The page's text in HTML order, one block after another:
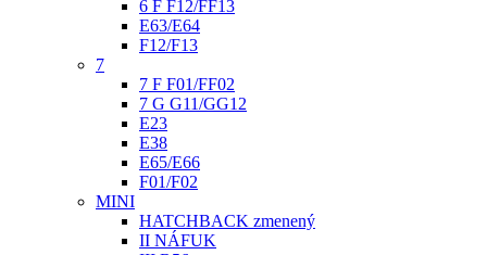
6 F F12/FF13
E63/E64
F12/F13
7
7 F F01/FF02
7 G G11/GG12
E23
E38
E65/E66
F01/F02
MINI
HATCHBACK zmenený
II NÁFUK